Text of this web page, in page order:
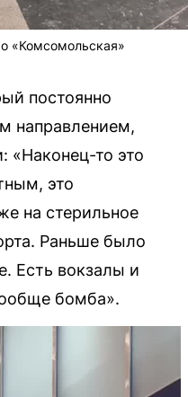
«Комсомольская»
постоянно
направлением,
«Наконец-то это
это
на стерильное
Раньше было
Есть вокзалы и
бомба».